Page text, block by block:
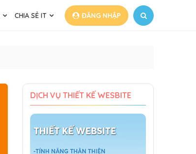
CHIA SẺ IT ĐĂNG NHẬP
DỊCH VỤ THIẾT KẾ WESBITE